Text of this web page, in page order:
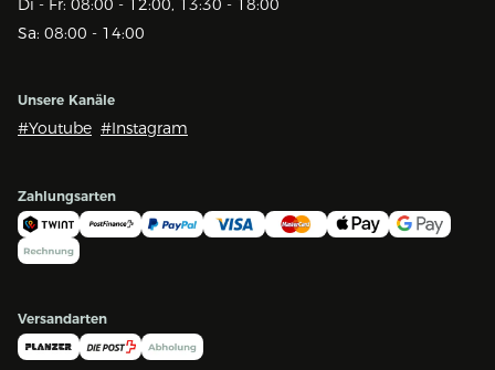
Di - Fr: 08:00 - 12:00, 13:30 - 18:00
Sa: 08:00 - 14:00
Unsere Kanäle
#Youtube #Instagram
Zahlungsarten
Versandarten